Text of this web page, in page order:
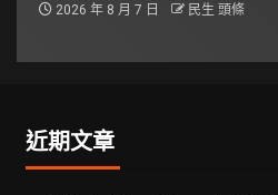
2026 年 8 月 7 日 民生 頭條
近期文章